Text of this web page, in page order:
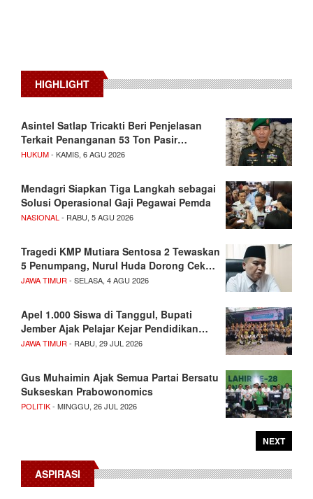
HIGHLIGHT
Asintel Satlap Tricakti Beri Penjelasan
Terkait Penanganan 53 Ton Pasir…
HUKUM- KAMIS, 6 AGU 2026
Mendagri Siapkan Tiga Langkah sebagai
Solusi Operasional Gaji Pegawai Pemda
NASIONAL - RABU, 5 AGU 2026
Tragedi KMP Mutiara Sentosa 2 Tewaskan
5 Penumpang, Nurul Huda Dorong Cek…
JAWA TIMUR - SELASA, 4 AGU 2026
Apel 1.000 Siswa di Tanggul, Bupati
Jember Ajak Pelajar Kejar Pendidikan…
JAWA TIMUR - RABU, 29 JUL 2026
Gus Muhaimin Ajak Semua Partai Bersatu
Sukseskan Prabowonomics
POLITIK- MINGGU, 26 JUL 2026
NEXT
ASPIRASI